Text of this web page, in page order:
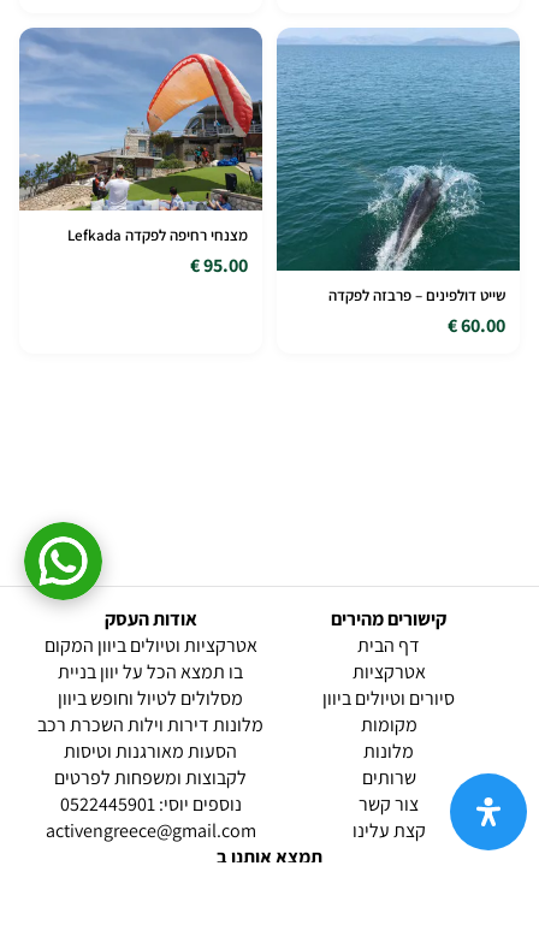
שייט דולפינים – פרבזה לפקדה
60.00 €
מצנחי רחיפה לפקדה Lefkada
95.00 €
קישורים מהירים
דף הבית
אטרקציות
סיורים וטיולים ביוון
מקומות
מלונות
שרותים
צור קשר
(current)
קצת עלינו
אודות העסק
אטרקציות וטיולים ביוון המקום
בו תמצא הכל על יוון בניית
מסלולים לטיול וחופש ביוון
מלונות דירות וילות השכרת רכב
הסעות מאורגנות וטיסות
לקבוצות ומשפחות לפרטים
נוספים יוסי: 0522445901
activengreece@gmail.com
תמצא אותנו ב